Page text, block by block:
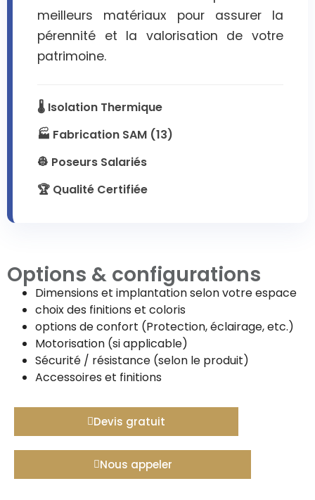
meilleurs matériaux pour assurer la
pérennité et la valorisation de votre
patrimoine.
🌡️ Isolation Thermique
🏭 Fabrication SAM (13)
👷 Poseurs Salariés
🏆 Qualité Certifiée
Options & configurations
Dimensions et implantation selon votre espace
choix des finitions et coloris
options de confort (Protection, éclairage, etc.)
Motorisation (si applicable)
Sécurité / résistance (selon le produit)
Accessoires et finitions
Devis gratuit
Nous appeler